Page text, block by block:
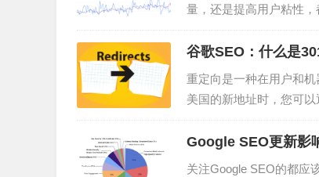
量，还是提高用户粘性
主做内容，以及在内容
的基础就是内容SEO（
的内容，结构和链接…
谷歌SEO：什么是
重定向是一种在用户和
美国的新地址时，您可
件，USPS将查看他们的
到您的新位置而不是旧
转发到新位置。何时使
Google SEO更新影
关注Google SEO的都应